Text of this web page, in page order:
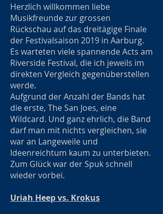
Herzlich willkommen liebe
Musikfreunde zur grossen
Rückschau auf das dreitägige Finale
der Festivalsaison 2019 in Aarburg.
Es warteten viele spannende Acts am
Riverside Festival, die ich jeweils im
direkten Vergleich gegenüberstellen
werde.
Aufgrund der Anzahl der Bands hat
die erste, The San Joes, eine
Wildcard. Und ganz ehrlich, die Band
darf man mit nichts vergleichen, sie
war an Langeweile und
Ideenreichtum kaum zu unterbieten.
Zum Glück war der Spuk schnell
wieder vorbei.
Uriah Heep vs. Krokus